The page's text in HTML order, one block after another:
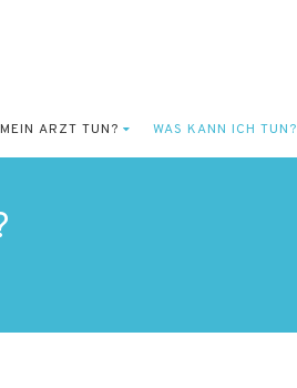
ARZT TUN? WAS KANN ICH TUN?